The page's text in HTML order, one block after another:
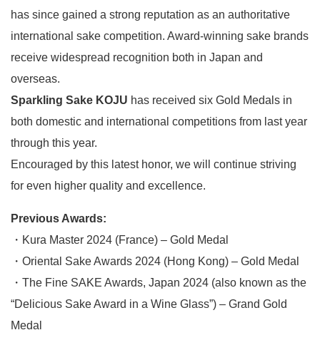
has since gained a strong reputation as an authoritative
international sake competition. Award-winning sake brands
receive widespread recognition both in Japan and
overseas.
Sparkling Sake KOJU has received six Gold Medals in
both domestic and international competitions from last year
through this year.
Encouraged by this latest honor, we will continue striving
for even higher quality and excellence.
Previous Awards:
・Kura Master 2024 (France) – Gold Medal
・Oriental Sake Awards 2024 (Hong Kong) – Gold Medal
・The Fine SAKE Awards, Japan 2024 (also known as the
“Delicious Sake Award in a Wine Glass”) – Grand Gold
Medal